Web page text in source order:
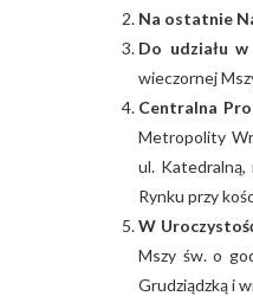
Na ostatnie
Do udziału
wieczornej
Centralna
Metropolity
ul. Katedralną,
Rynku przy
W
Mszy św. o
Grudziądzką i